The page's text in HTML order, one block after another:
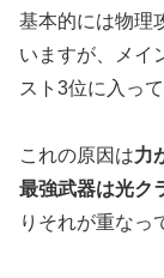
基本的には物理
いますが、メイ
スト3位に入っ
これの原因は力
最強武器は光ク
りそれが重なっ